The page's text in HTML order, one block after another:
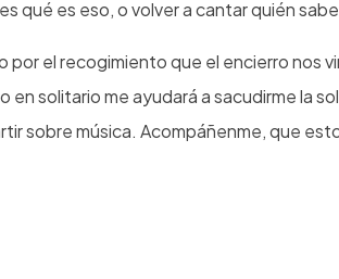
qué es eso, o volver a cantar quién
por el recogimiento que el encierro nos
en solitario me ayudará a sacudirme la
sobre música. Acompáñenme, que